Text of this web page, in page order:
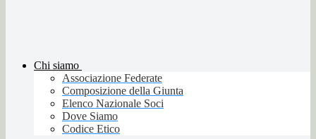
Chi siamo
Associazione Federate
Composizione della Giunta
Elenco Nazionale Soci
Dove Siamo
Codice Etico